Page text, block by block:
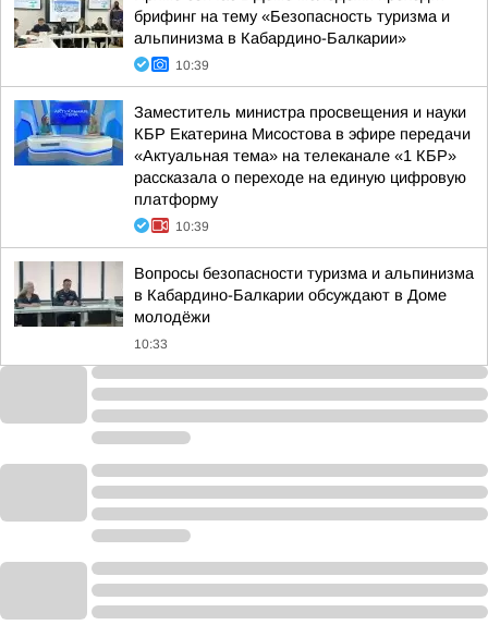
брифинг на тему «Безопасность туризма и
альпинизма в Кабардино-Балкарии»
10:39
Заместитель министра просвещения и науки
КБР Екатерина Мисостова в эфире передачи
«Актуальная тема» на телеканале «1 КБР»
рассказала о переходе на единую цифровую
платформу
10:39
Вопросы безопасности туризма и альпинизма
в Кабардино-Балкарии обсуждают в Доме
молодёжи
10:33